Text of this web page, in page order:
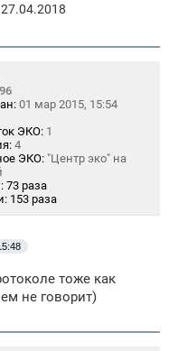
01 мар 2015, 15:54
ЭКО: 1
4
ЭКО: "Центр эко" на
73 раза
153 раза
тоже как
не говорит)